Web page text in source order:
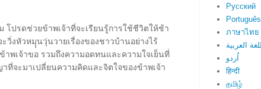
โปรดช่วยข้าพเจ้าที่จะเรียนรู้การใช้ชีวิตให้ช้า
วิ่งหัวหมุุนวุ่นวายเรื่องของชาวบ้านอย่างไร้
พเจ้าขอ รวมถึงความอดทนและความใจเย็นที่
ที่จะมาเปลี่ยนความคิดและจิตใจของข้าพเจ้า
Русский
Português
ภาษาไทย
العربية
اُردو
हिन्दी
தமிழ்